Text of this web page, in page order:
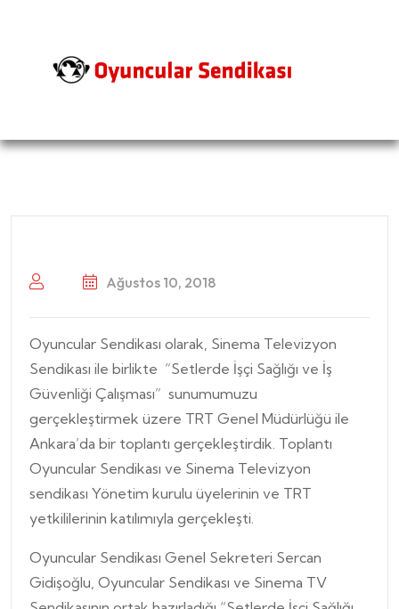
Ağustos 10, 2018
Oyuncular Sendikası olarak, Sinema Televizyon
Sendikası ile birlikte “Setlerde İşçi Sağlığı ve İş
Güvenliği Çalışması” sunumumuzu
gerçekleştirmek üzere TRT Genel Müdürlüğü ile
Ankara’da bir toplantı gerçekleştirdik. Toplantı
Oyuncular Sendikası ve Sinema Televizyon
sendikası Yönetim kurulu üyelerinin ve TRT
yetkililerinin katılımıyla gerçekleşti.
Oyuncular Sendikası Genel Sekreteri Sercan
Gidişoğlu, Oyuncular Sendikası ve Sinema TV